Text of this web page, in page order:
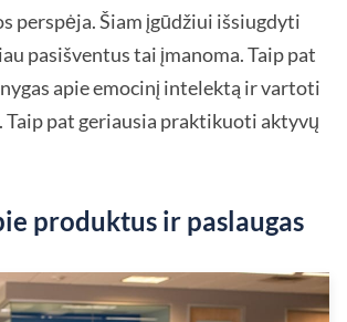
perspėja. Šiam įgūdžiui išsiugdyti
pasišventus tai įmanoma. Taip pat
apie emocinį intelektą ir vartoti
Taip pat geriausia praktikuoti aktyvų
produktus ir paslaugas